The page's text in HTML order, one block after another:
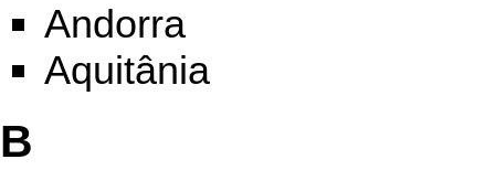
Andorra
Aquitânia
B